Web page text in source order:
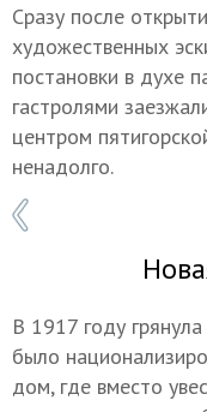
Сразу после
художественных
постановки в духе
гастролями
центром
ненадолго.
В 1917 году
было
дом, где вместо